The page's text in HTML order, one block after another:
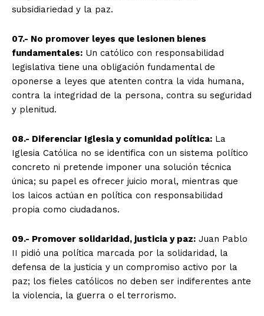
subsidiariedad y la paz.
07.- No promover leyes que lesionen bienes
fundamentales: Un católico con responsabilidad
legislativa tiene una obligación fundamental de
oponerse a leyes que atenten contra la vida humana,
contra la integridad de la persona, contra su seguridad
y plenitud.
08.- Diferenciar Iglesia y comunidad política: La
Iglesia Católica no se identifica con un sistema político
concreto ni pretende imponer una solución técnica
única; su papel es ofrecer juicio moral, mientras que
los laicos actúan en política con responsabilidad
propia como ciudadanos.
09.- Promover solidaridad, justicia y paz: Juan Pablo
II pidió una política marcada por la solidaridad, la
defensa de la justicia y un compromiso activo por la
paz; los fieles católicos no deben ser indiferentes ante
la violencia, la guerra o el terrorismo.